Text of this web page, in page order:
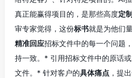
真正能赢得项目的，是那些高度定
审专家觉得，这份标书就是为他们
精准回应招标文件中的每一个问题
持一致。* 引用招标文件中的原话
文件。* 针对客户的具体痛点 ，提